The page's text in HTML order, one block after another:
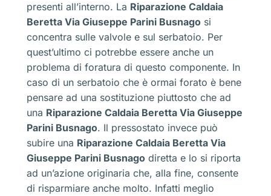
presenti all’interno. La Riparazione Caldaia
Beretta Via Giuseppe Parini Busnago si
concentra sulle valvole e sul serbatoio. Per
quest’ultimo ci potrebbe essere anche un
problema di foratura di questo componente. In
caso di un serbatoio che è ormai forato è bene
pensare ad una sostituzione piuttosto che ad
una Riparazione Caldaia Beretta Via Giuseppe
Parini Busnago. Il pressostato invece può
subire una Riparazione Caldaia Beretta Via
Giuseppe Parini Busnago diretta e lo si riporta
ad un’azione originaria che, alla fine, consente
di risparmiare anche molto. Infatti meglio